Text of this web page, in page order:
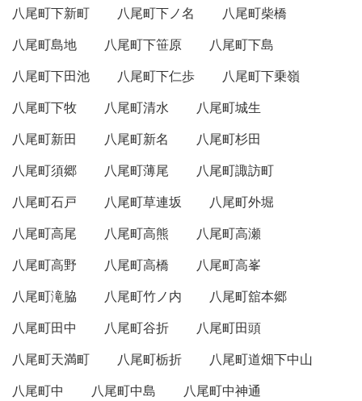
八尾町下新町
八尾町下ノ名
八尾町柴橋
八尾町島地
八尾町下笹原
八尾町下島
八尾町下田池
八尾町下仁歩
八尾町下乗嶺
八尾町下牧
八尾町清水
八尾町城生
八尾町新田
八尾町新名
八尾町杉田
八尾町須郷
八尾町薄尾
八尾町諏訪町
八尾町石戸
八尾町草連坂
八尾町外堀
八尾町高尾
八尾町高熊
八尾町高瀬
八尾町高野
八尾町高橋
八尾町高峯
八尾町滝脇
八尾町竹ノ内
八尾町舘本郷
八尾町田中
八尾町谷折
八尾町田頭
八尾町天満町
八尾町栃折
八尾町道畑下中山
八尾町中
八尾町中島
八尾町中神通